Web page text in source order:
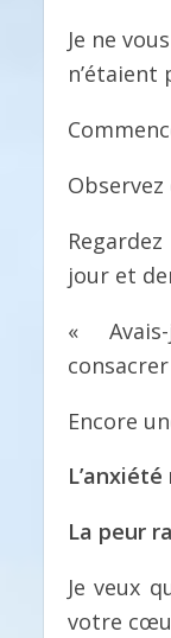
Je ne
n’étaient
jour et
«
Encore
La peur
Je veux
votre